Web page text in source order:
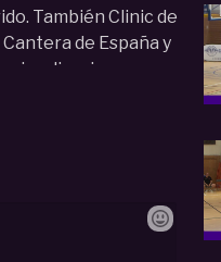
También Clinic de
de España y
visualizaciones en